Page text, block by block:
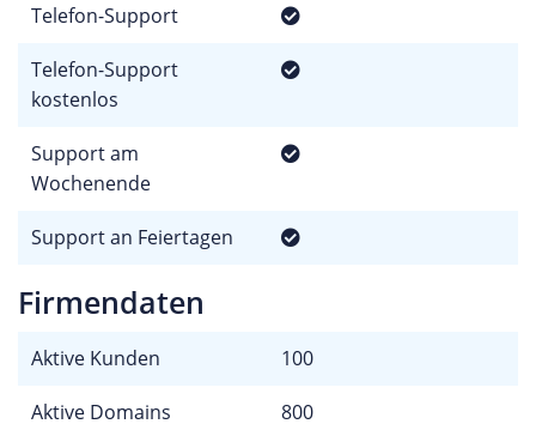
Telefon-Support
Telefon-Support
kostenlos
Support am
Wochenende
Support an Feiertagen
Firmendaten
Aktive Kunden 100
Aktive Domains 800